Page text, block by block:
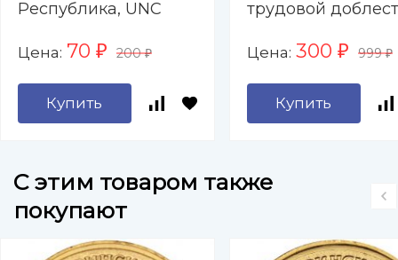
Республика, UNC
Цена: 70 ₽ 200₽
Купить
трудовой
Уральский, Киров,
Коломна,
Комсомольск-на-
Амуре,
Цена: 300 ₽ 999₽
Купить
C этим товаром также
покупают